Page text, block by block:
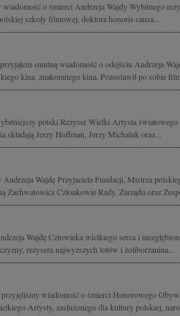
wiadomość o śmierci Andrzeja Wajdy Wybitnego
szkoły filmowej, doktora honoris causa...
smutną wiadomość o odejściu Andrzeja
kina, znakomitego kina. Pozostawił po sobie
polski Reżyser Wielki Artysta
składają Jerzy Hoffman, Jerzy Michaluk oraz...
Wajdę Przyjaciela Fundacji, Mistrza
Zachwatowicz Członkowie Rady, Zarządu oraz
Wajdę Człowieka wielkiego serca i
reżysera najwyższych lotów i żoliborzanina...
wiadomość o śmierci Honorowego
Artysty, zasłużonego dla kultury polskiej,